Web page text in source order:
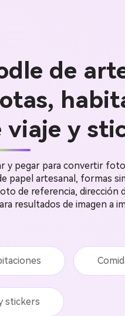
de
viaje y
y pegar para convertir
papel artesanal, formas
de referencia, dirección
resultados de imagen a
stickers